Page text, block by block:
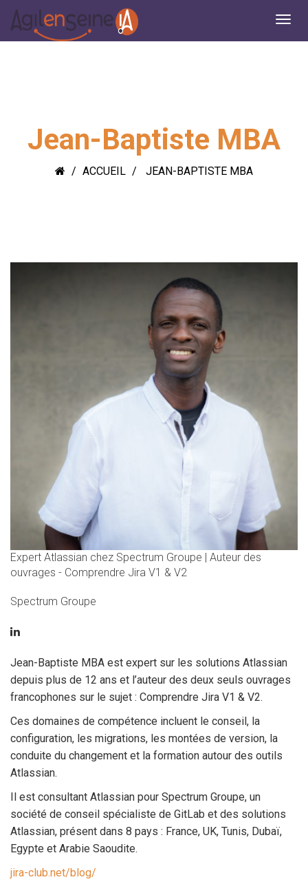
Jean-Baptiste MBA
ACCUEIL JEAN-BAPTISTE MBA
Expert Atlassian chez Spectrum Groupe | Auteur des
ouvrages - Comprendre Jira V1 & V2
Spectrum Groupe
Jean-Baptiste MBA est expert sur les solutions Atlassian
depuis plus de 12 ans et l’auteur des deux seuls ouvrages
francophones sur le sujet : Comprendre Jira V1 & V2.
Ces domaines de compétence incluent le conseil, la
configuration, les migrations, les montées de version, la
conduite du changement et la formation autour des outils
Atlassian.
Il est consultant Atlassian pour Spectrum Groupe, un
société de conseil spécialiste de GitLab et des solutions
Atlassian, présent dans 8 pays : France, UK, Tunis, Dubaï,
Egypte et Arabie Saoudite.
jira-club.net/blog/